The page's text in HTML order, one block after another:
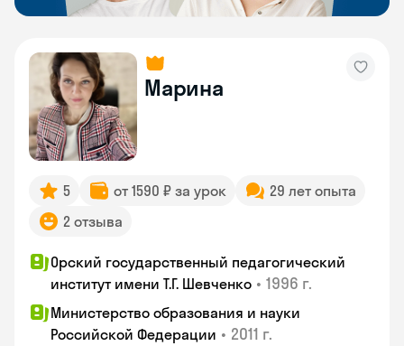
Марина
5 от 1590 ₽ за урок
29 лет опыта
2 отзыва
Орский государственный педагогический
институт имени Т.Г. Шевченко • 1996 г.
Министерство образования и науки
Российской Федерации • 2011 г.